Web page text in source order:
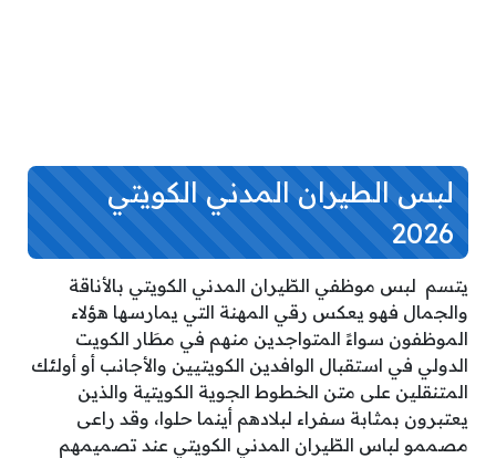
لبس الطيران المدني الكويتي
2026
يتسم لبس موظفي الطّيران المدني الكويتي بالأناقة
والجمال فهو يعكس رقي المهنة التي يمارسها هؤلاء
الموظفون سواءً المتواجدين منهم في مطَار الكويت
الدولي في استقبال الوافدين الكويتيين والأجانب أو أولئك
المتنقلين على متن الخطوط الجوية الكويتية والذين
يعتبرون بمثابة سفراء لبلادهم أينما حلوا، وقد راعى
مصممو لباس الطّيران المدني الكويتي عند تصميمهم